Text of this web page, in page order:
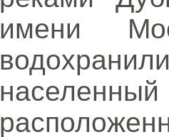
имени
населенный